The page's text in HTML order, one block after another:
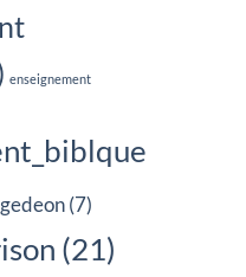
enseignement
gedeon(7)
(21)